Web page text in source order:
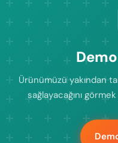
Ürünümüzü yakından
sağlayacağını